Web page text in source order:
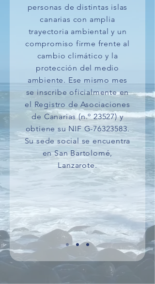
personas de distintas islas
canarias con amplia
trayectoria ambiental y un
compromiso firme frente al
cambio climático y la
protección del medio
ambiente. Ese mismo mes
se inscribe oficialmente en
el Registro de Asociaciones
de Canarias (n.º 23527) y
obtiene su NIF G-76323583.
Su sede social se encuentra
en San Bartolomé,
Lanzarote.